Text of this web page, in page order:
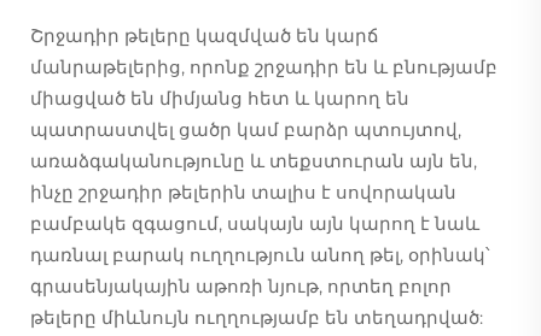
Շրջադիր թելերը կազմված են կարճ
մանրաթելերից, որոնք շրջադիր են և բնությամբ
միացված են միմյանց հետ և կարող են
պատրաստվել ցածր կամ բարձր պտույտով,
առաձգականությունը և տեքստուրան այն են,
ինչը շրջադիր թելերին տալիս է սովորական
բամբակե զգացում, սակայն այն կարող է նաև
դառնալ բարակ ուղղություն անող թել, օրինակ՝
գրասենյակային աթոռի նյութ, որտեղ բոլոր
թելերը միևնույն ուղղությամբ են տեղադրված: